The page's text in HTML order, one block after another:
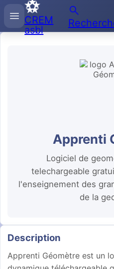
menu CREM
asbl
search
Apprenti
Logiciel de
telechargeable
l'enseignement des
de la
Description
Apprenti Géomètre est un